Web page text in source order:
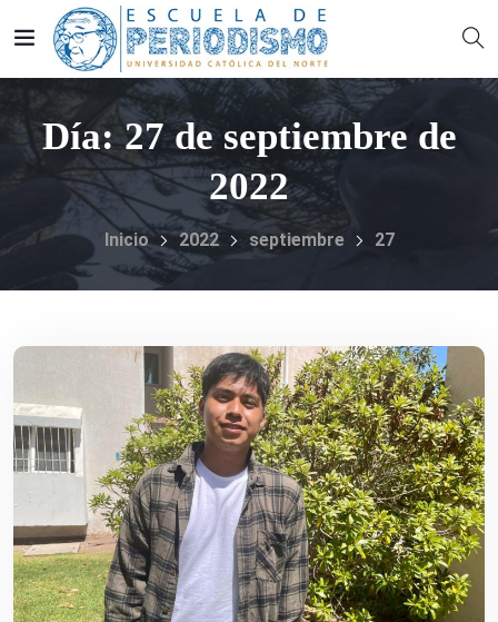
Día:27 de septiembre de
2022
Inicio 2022 septiembre 27